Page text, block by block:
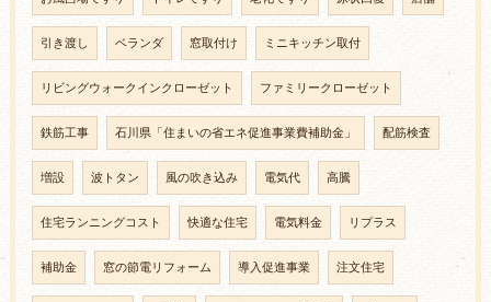
引き渡し ベランダ 窓取付け ミニキッチン取付
リビングウォークインクローゼット ファミリークローゼット
鉄筋工事 石川県「住まいの省エネ促進事業費補助金」 配筋検査
増設 波トタン 風の吹き込み 電気代 高騰
住宅ランニングコスト 快適な住宅 電気料金 リプラス
補助金 窓の節電リフォーム 導入促進事業 注文住宅